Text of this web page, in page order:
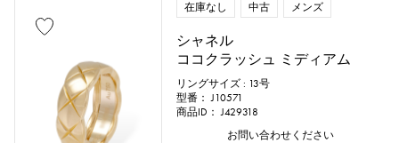
在庫なし 中古 メンズ
シャネル
ココクラッシュ ミディアム
リングサイズ : 13号
型番： J10571
商品ID： J429318
お問い合わせください